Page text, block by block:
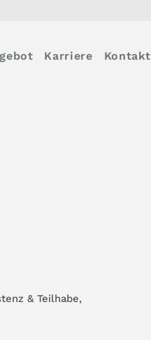
Karriere Kontakt
& Teilhabe,